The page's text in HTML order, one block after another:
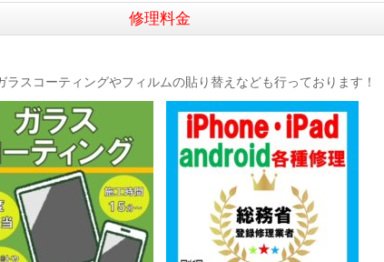
修理料金
ラスコーティングやフィルムの貼り替えなども行っております！